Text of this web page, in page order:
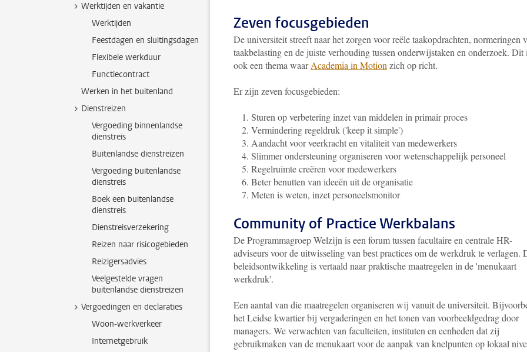
Werktijden en vakantie
Werktijden
Feestdagen en sluitingsdagen
Flexibele werkduur
Functiecontract
Werken in het buitenland
Dienstreizen
Vergoeding binnenlandse
dienstreis
Buitenlandse dienstreizen
Vergoeding buitenlandse
dienstreis
Boek een buitenlandse
dienstreis
Dienstreisverzekering
Reizen naar risicogebieden
Reizigersadvies
Veelgestelde vragen
buitenlandse dienstreizen
Vergoedingen en declaraties
Woon-werkverkeer
Internetgebruik
Zeven focusgebieden
De universiteit streeft naar het zorgen voor reële taakopdrachten, normeringen
taakbelasting en de juiste verhouding tussen onderwijstaken en onderzoek. Dit
ook een thema waarAcademia in Motion zich op richt.
Er zijn zeven focusgebieden:
Sturen op verbetering inzet van middelen in primair proces
Vermindering regeldruk ('keep it simple')
Aandacht voor veerkracht en vitaliteit van medewerkers
Slimmer ondersteuning organiseren voor wetenschappelijk personeel
Regelruimte creëren voor medewerkers
Beter benutten van ideeën uit de organisatie
Meten is weten, inzet personeelsmonitor
Community of Practice Werkbalans
De Programmagroep Welzijn is een forum tussen facultaire en centrale HR-
adviseurs voor de uitwisseling van best practices om de werkdruk te verlagen.
beleidsontwikkeling is vertaald naar praktische maatregelen in de 'menukaart
werkdruk'.
Een aantal van die maatregelen organiseren wij vanuit de universiteit.
het Leidse kwartier bij vergaderingen en het tonen van voorbeeldgedrag door
managers. We verwachten van faculteiten, instituten en eenheden dat zij
gebruikmaken van de menukaart voor de aanpak van knelpunten op lokaal